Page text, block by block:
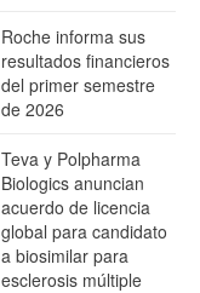
Roche informa sus
resultados financieros
del primer semestre
de 2026
Teva y Polpharma
Biologics anuncian
acuerdo de licencia
global para candidato
a biosimilar para
esclerosis múltiple